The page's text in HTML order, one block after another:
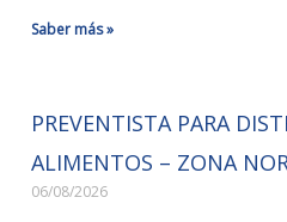
Saber más »
PREVENTISTA PARA
ALIMENTOS – ZONA
06/08/2026